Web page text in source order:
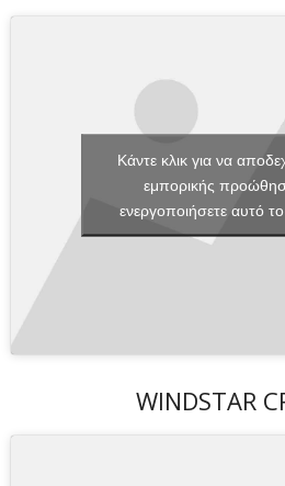
Κάντε κλικ για να
εμπορικής
ενεργοποιήσετε αυτό
WINDSTAR